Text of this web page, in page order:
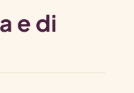
e di